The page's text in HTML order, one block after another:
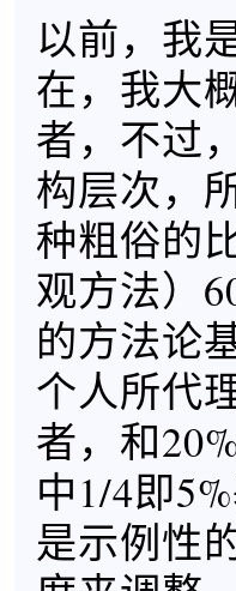
以前，我
在，我大
者，不过
构层次，
种粗俗的
观方法）
的方法论
个人所代
者，和
中1/4即
是示例性